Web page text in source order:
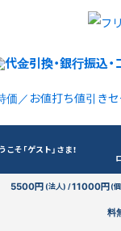
価／お値打ち値引き
こそ「ゲスト」さま！
5500円(法人) /11000円(
料